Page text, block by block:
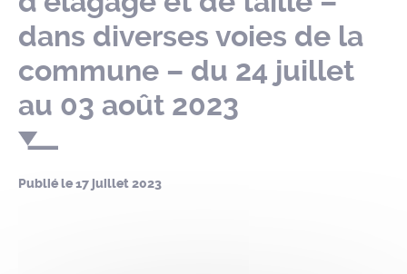
dans diverses voies de la
commune – du 24 juillet
au 03 août 2023
Publié le17 juillet 2023